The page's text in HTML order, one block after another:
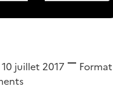
juillet 2017 Format